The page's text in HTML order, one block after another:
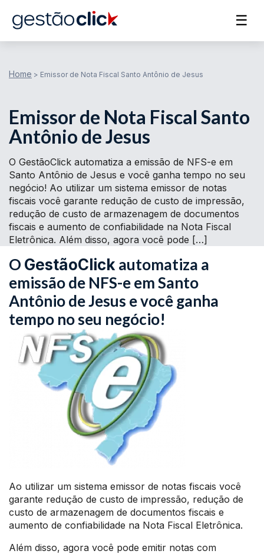
☰
Home > Emissor de Nota Fiscal Santo Antônio de Jesus
Emissor de Nota Fiscal Santo
Antônio de Jesus
O GestãoClick automatiza a emissão de NFS-e em
Santo Antônio de Jesus e você ganha tempo no seu
negócio! Ao utilizar um sistema emissor de notas
fiscais você garante redução de custo de impressão,
redução de custo de armazenagem de documentos
fiscais e aumento de confiabilidade na Nota Fiscal
Eletrônica. Além disso, agora você pode […]
O GestãoClick automatiza a
emissão de NFS-e em Santo
Antônio de Jesus e você ganha
tempo no seu negócio!
Ao utilizar um sistema emissor de notas fiscais você
garante redução de custo de impressão, redução de
custo de armazenagem de documentos fiscais e
aumento de confiabilidade na Nota Fiscal Eletrônica.
Além disso, agora você pode emitir notas com